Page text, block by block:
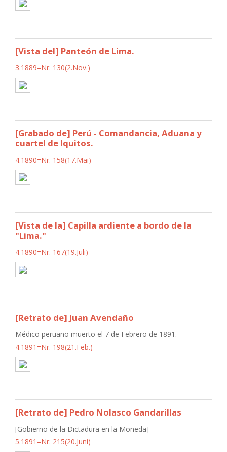
[Vista del] Panteón de Lima.
3.1889=Nr. 130(2.Nov.)
[Grabado de] Perú - Comandancia, Aduana y
cuartel de Iquitos.
4.1890=Nr. 158(17.Mai)
[Vista de la] Capilla ardiente a bordo de la
"Lima."
4.1890=Nr. 167(19.Juli)
[Retrato de] Juan Avendaño
Médico peruano muerto el 7 de Febrero de 1891.
4.1891=Nr. 198(21.Feb.)
[Retrato de] Pedro Nolasco Gandarillas
[Gobierno de la Dictadura en la Moneda]
5.1891=Nr. 215(20.Juni)